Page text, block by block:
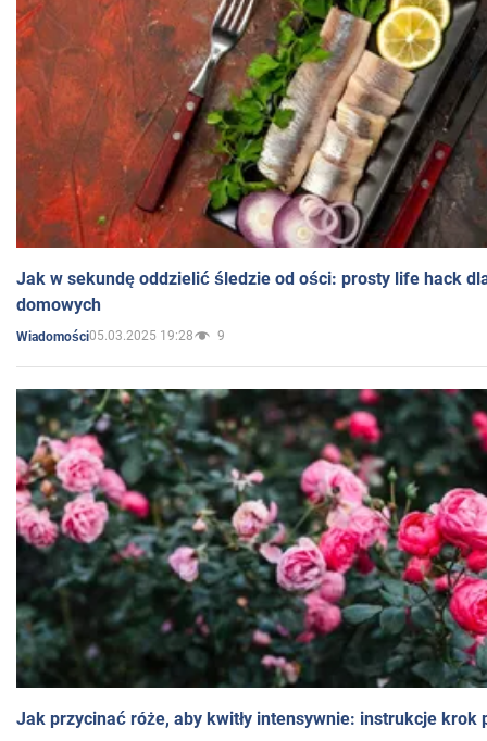
Jak w sekundę oddzielić śledzie od ości: prosty life hack
domowych
Wiadomości05.03.2025 19:28 9
Jak przycinać róże, aby kwitły intensywnie: instrukcje krok